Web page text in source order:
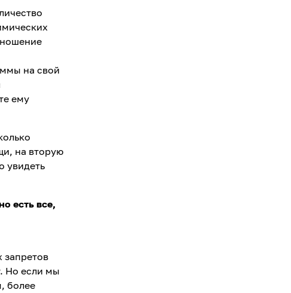
на свой
ему
на вторую
увидеть
есть все,
запретов
Но если мы
более